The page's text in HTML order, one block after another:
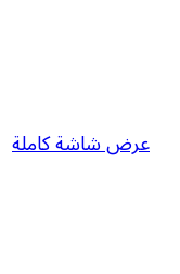
عرض شاشة كاملة